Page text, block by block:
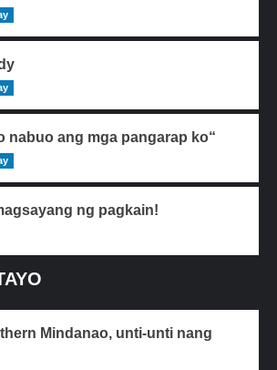
nabuo ang mga pangarap ko“
ng pagkain!
Mindanao, unti-unti nang